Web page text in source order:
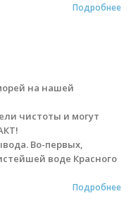
Подробнее
на нашей
чистоты и могут
Во-первых,
воде Красного
Подробнее